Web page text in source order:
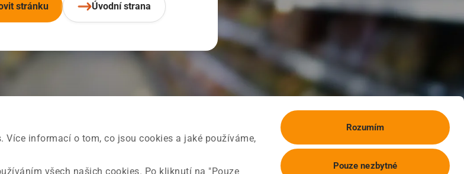
Více informací o tom, co jsou cookies a jaké používáme,
všech našich cookies. Po kliknutí na "Pouze
Rozumím
Pouze nezbytné
stránku Úvodní strana